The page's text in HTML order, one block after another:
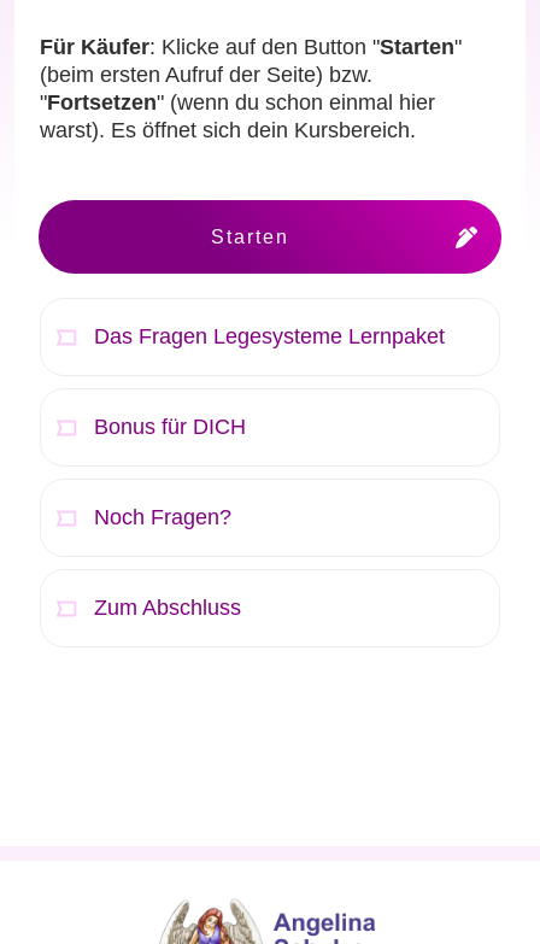
Für Käufer: Klicke auf den Button "Starten"
(beim ersten Aufruf der Seite) bzw.
"Fortsetzen" (wenn du schon einmal hier
warst). Es öffnet sich dein Kursbereich.
Starten
Das Fragen Legesysteme Lernpaket
Bonus für DICH
Noch Fragen?
Zum Abschluss